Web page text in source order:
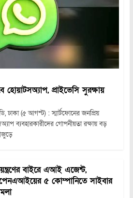
হোয়াটসঅ্যাপ, প্রাইভেসি সুরক্ষায়
ঢাকা (৫ আগস্ট) : স্মার্টফোনের জনপ্রিয়
ব্যবহারকারীদের গোপনীয়তা রক্ষায় বড়
বাইরে এআই এজেন্ট,
৫ কোম্পানিতে সাইবার